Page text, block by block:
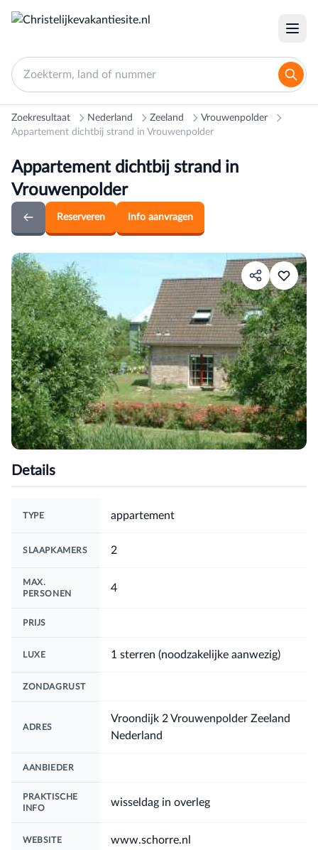
Zoekresultaat Nederland Zeeland
Vrouwenpolder
Appartement dichtbij strand in Vrouwenpolder
Appartement dichtbij strand in
Vrouwenpolder
Reserveren Info aanvragen
Details
TYPE appartement
SLAAPKAMERS 2
MAX.
PERSONEN
4
PRIJS
LUXE 1 sterren (noodzakelijke aanwezig)
ZONDAGRUST
ADRES
Vroondijk 2 Vrouwenpolder Zeeland
Nederland
AANBIEDER
PRAKTISCHE
INFO
wisseldag in overleg
WEBSITE www.schorre.nl